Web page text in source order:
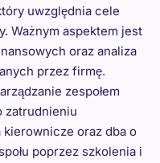
uwzględnia cele
Ważnym aspektem jest
oraz analiza
przez firmę.
zespołem
zatrudnieniu
oraz dba o
poprzez szkolenia i